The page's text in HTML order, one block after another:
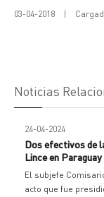
03-04-2018 |
Noticias
24-04-2024
Dos efectivos de
Lince en Paraguay
El subjefe
acto que fue